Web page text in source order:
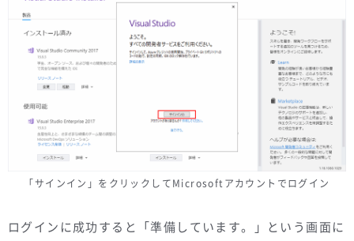
「サインイン」をクリックしてMicrosoftアカウントでログイン
ログインに成功すると「準備しています。」という画面に